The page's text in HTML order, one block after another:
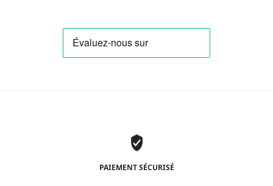
PAIEMENT SÉCURISÉ